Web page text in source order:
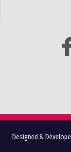
Designed &